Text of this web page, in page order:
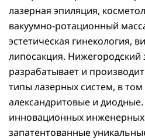
лазерная эпиляция,
вакуумно-ротационный
эстетическая гинекология,
липосакция. Нижегородский
разрабатывает и
типы лазерных систем, в
александритовые и
инновационных
запатентованные